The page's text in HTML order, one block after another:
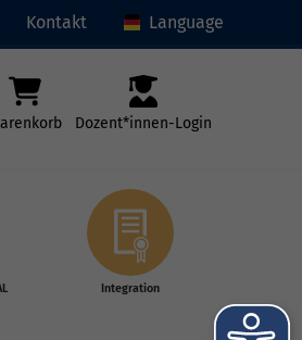
Kontakt Language
Dozent*innen-Login
Integration